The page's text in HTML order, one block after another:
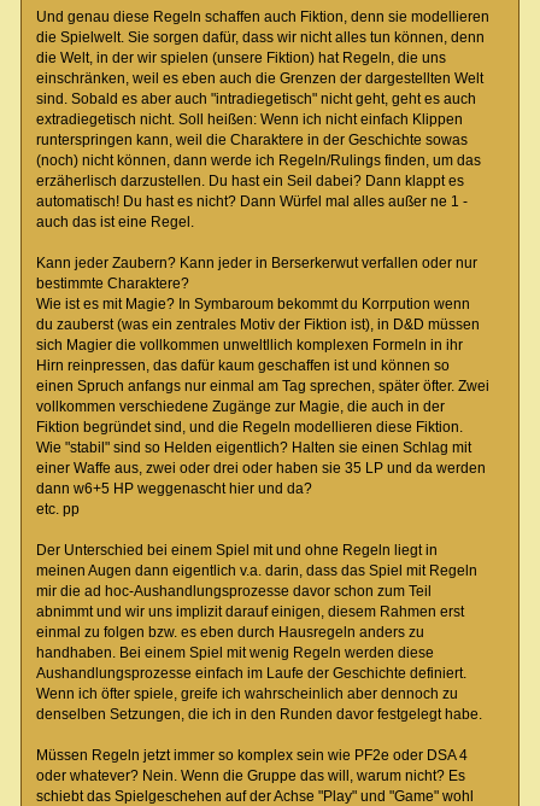
Und genau diese Regeln schaffen auch Fiktion, denn sie modellieren
die Spielwelt. Sie sorgen dafür, dass wir nicht alles tun können, denn
die Welt, in der wir spielen (unsere Fiktion) hat Regeln, die uns
einschränken, weil es eben auch die Grenzen der dargestellten Welt
sind. Sobald es aber auch "intradiegetisch" nicht geht, geht es auch
extradiegetisch nicht. Soll heißen: Wenn ich nicht einfach Klippen
runterspringen kann, weil die Charaktere in der Geschichte sowas
(noch) nicht können, dann werde ich Regeln/Rulings finden, um das
erzäherlisch darzustellen. Du hast ein Seil dabei? Dann klappt es
automatisch! Du hast es nicht? Dann Würfel mal alles außer ne 1 -
auch das ist eine Regel.
Kann jeder Zaubern? Kann jeder in Berserkerwut verfallen oder nur
bestimmte Charaktere?
Wie ist es mit Magie? In Symbaroum bekommt du Korrpution wenn
du zauberst (was ein zentrales Motiv der Fiktion ist), in D&D müssen
sich Magier die vollkommen unweltllich komplexen Formeln in ihr
Hirn reinpressen, das dafür kaum geschaffen ist und können so
einen Spruch anfangs nur einmal am Tag sprechen, später öfter. Zwei
vollkommen verschiedene Zugänge zur Magie, die auch in der
Fiktion begründet sind, und die Regeln modellieren diese Fiktion.
Wie "stabil" sind so Helden eigentlich? Halten sie einen Schlag mit
einer Waffe aus, zwei oder drei oder haben sie 35 LP und da werden
dann w6+5 HP weggenascht hier und da?
etc. pp
Der Unterschied bei einem Spiel mit und ohne Regeln liegt in
meinen Augen dann eigentlich v.a. darin, dass das Spiel mit Regeln
mir die ad hoc-Aushandlungsprozesse davor schon zum Teil
abnimmt und wir uns implizit darauf einigen, diesem Rahmen erst
einmal zu folgen bzw. es eben durch Hausregeln anders zu
handhaben. Bei einem Spiel mit wenig Regeln werden diese
Aushandlungsprozesse einfach im Laufe der Geschichte definiert.
Wenn ich öfter spiele, greife ich wahrscheinlich aber dennoch zu
denselben Setzungen, die ich in den Runden davor festgelegt habe.
Müssen Regeln jetzt immer so komplex sein wie PF2e oder DSA 4
oder whatever? Nein. Wenn die Gruppe das will, warum nicht? Es
schiebt das Spielgeschehen auf der Achse "Play" und "Game" wohl